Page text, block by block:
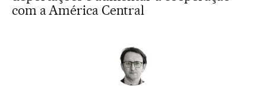
com a América Central